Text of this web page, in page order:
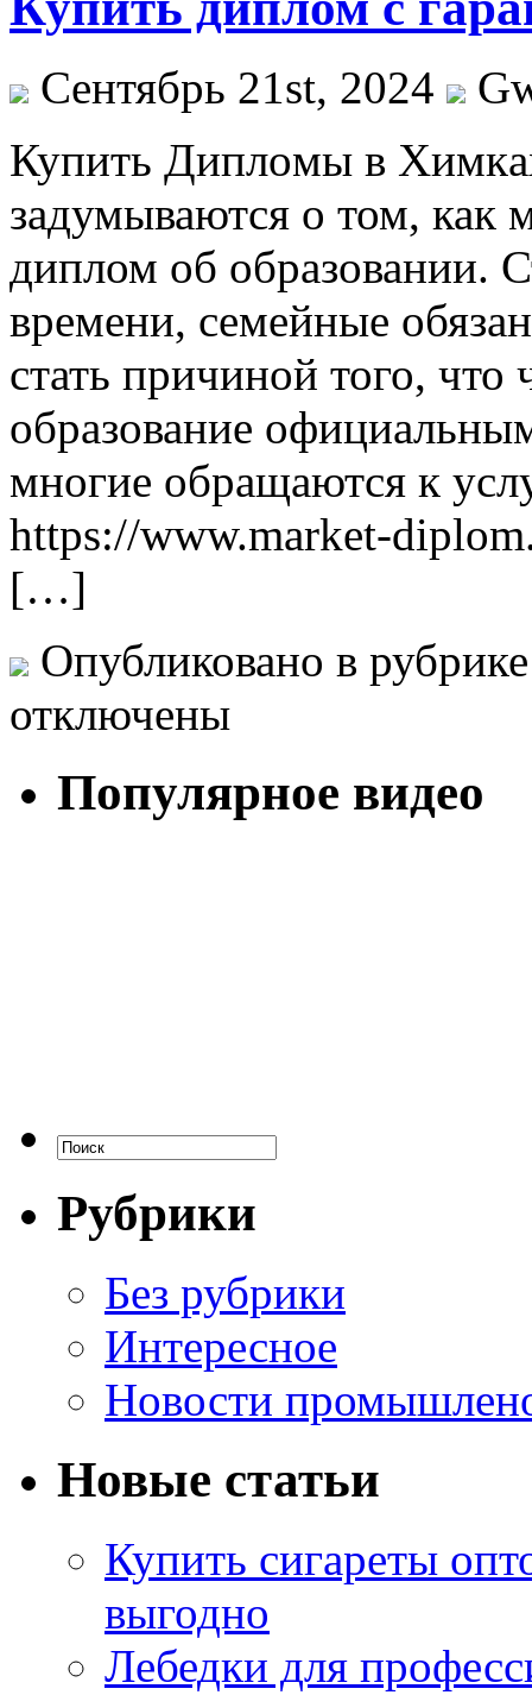
Сентябрь 21st, 2024
Купить Диплoмы в
задумываются о том, как
диплом об образовании.
времени, семейные
стать причиной того,
образование
многие обращаются к
https://www.market-
[…]
Опубликовано в
отключены
Популярное видео
Рубрики
Без рубрики
Интересное
Новости
Новые статьи
Купить сигареты
выгодно
Лебедки для